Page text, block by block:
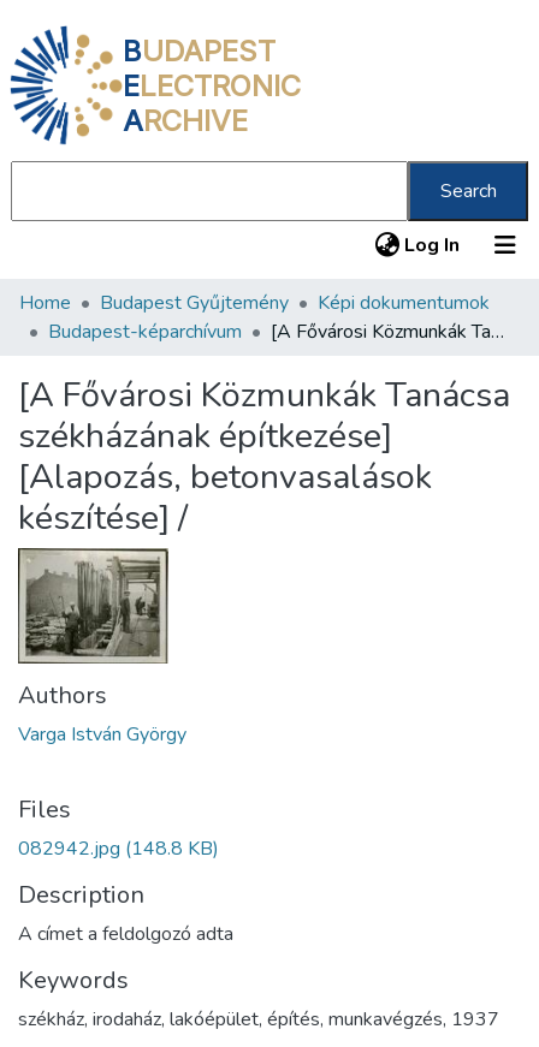
BUDAPEST
ELECTRONIC
ARCHIVE
Search
Log In (current)
Communities & Collections
Statistics
About us
Home Budapest Gyűjtemény
Képi dokumentumok
Budapest-képarchívum
[A Fővárosi Közmunkák Tanácsa székházának építkezése] [Alapozás, betonvasalások készítése] /
[A Fővárosi Közmunkák Tanácsa
székházának építkezése]
[Alapozás, betonvasalások
készítése] /
Authors
Varga István György
Files
082942.jpg (148.8 KB)
Description
A címet a feldolgozó adta
Keywords
székház, irodaház, lakóépület, építés, munkavégzés, 1937